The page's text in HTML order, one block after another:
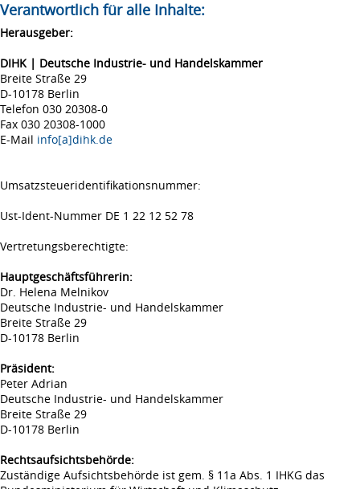
Verantwortlich für alle Inhalte:
Herausgeber:
DIHK | Deutsche Industrie- und Handelskammer
Breite Straße 29
D-10178 Berlin
Telefon 030 20308-0
Fax 030 20308-1000
E-Mail info[a]dihk.de
Umsatzsteueridentifikationsnummer:
Ust-Ident-Nummer DE 1 22 12 52 78
Vertretungsberechtigte:
Hauptgeschäftsführerin:
Dr. Helena Melnikov
Deutsche Industrie- und Handelskammer
Breite Straße 29
D-10178 Berlin
Präsident:
Peter Adrian
Deutsche Industrie- und Handelskammer
Breite Straße 29
D-10178 Berlin
Rechtsaufsichtsbehörde:
Zuständige Aufsichtsbehörde ist gem. § 11a Abs. 1 IHKG das